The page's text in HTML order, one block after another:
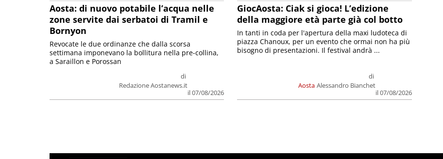
Aosta: di nuovo potabile l’acqua nelle
zone servite dai serbatoi di Tramil e
Bornyon
di
Redazione Aostanews.it
il 07/08/2026
Revocate le due ordinanze che dalla scorsa
settimana imponevano la bollitura nella pre-collina,
a Saraillon e Porossan
GiocAosta: Ciak si gioca! L’edizione
della maggiore età parte già col botto
Aosta
di
Alessandro Bianchet
il 07/08/2026
In tanti in coda per l'apertura della maxi ludoteca di
piazza Chanoux, per un evento che ormai non ha più
bisogno di presentazioni. Il festival andrà ...